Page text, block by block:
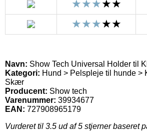
Navn: Show Tech Universal Holder til
Kategori: Hund > Pelspleje til hunde >
Skær
Producent: Show tech
Varenummer: 39934677
EAN: 727908965179
Vurderet til 3.5 ud af 5 stjerner baseret